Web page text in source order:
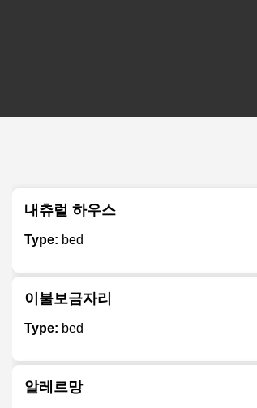
내츄럴 하우스
Type: bed
이불보금자리
Type: bed
알레르망